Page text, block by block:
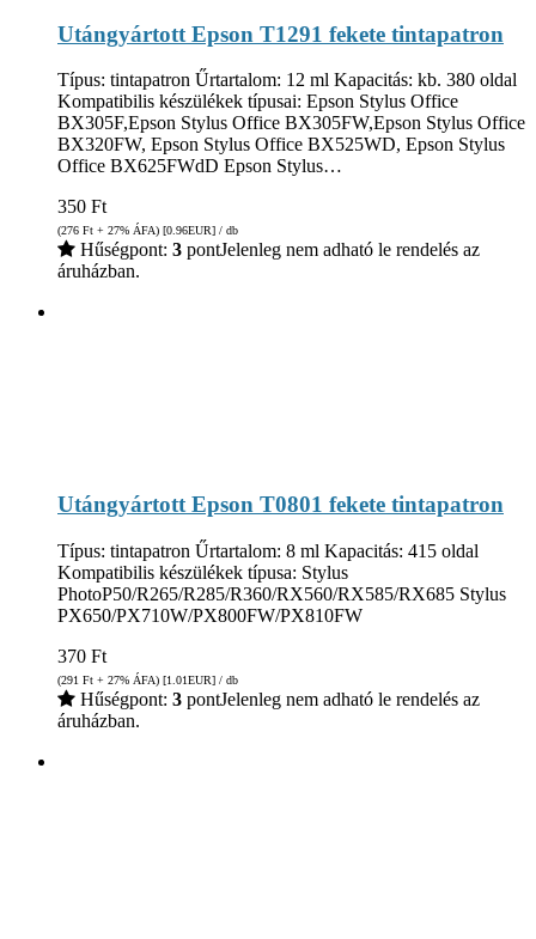
Utángyártott Epson T1291 fekete tintapatron
Típus: tintapatron Űrtartalom: 12 ml Kapacitás: kb. 380 oldal
Kompatibilis készülékek típusai: Epson Stylus Office
BX305F,Epson Stylus Office BX305FW,Epson Stylus Office
BX320FW, Epson Stylus Office BX525WD, Epson Stylus
Office BX625FWdD Epson Stylus…
350 Ft
(276 Ft + 27% ÁFA) [0.96EUR] / db
Hűségpont: 3 pontJelenleg nem adható le rendelés az
áruházban.
Utángyártott Epson T0801 fekete tintapatron
Típus: tintapatron Űrtartalom: 8 ml Kapacitás: 415 oldal
Kompatibilis készülékek típusa: Stylus
PhotoP50/R265/R285/R360/RX560/RX585/RX685 Stylus
PX650/PX710W/PX800FW/PX810FW
370 Ft
(291 Ft + 27% ÁFA) [1.01EUR] / db
Hűségpont: 3 pontJelenleg nem adható le rendelés az
áruházban.